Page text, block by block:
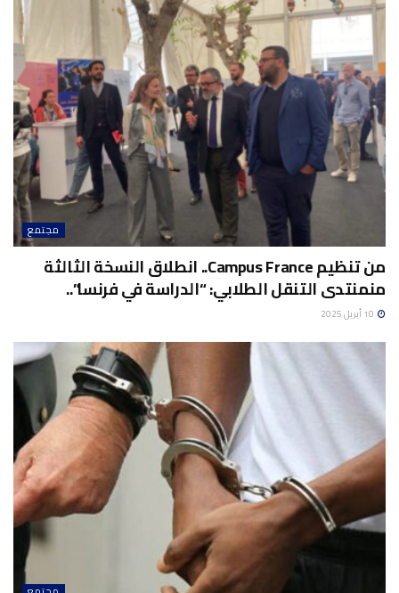
مجتمع
من تنظيم Campus France.. انطلاق النسخة الثالثة
منمنتدى التنقل الطلابي: “الدراسة في فرنسا”..